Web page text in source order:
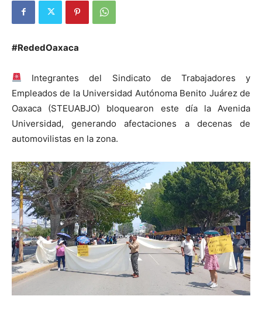
#RededOaxaca
Integrantes del Sindicato de Trabajadores y
Empleados de la Universidad Autónoma Benito Juárez de
Oaxaca (STEUABJO) bloquearon este día la Avenida
Universidad, generando afectaciones a decenas de
automovilistas en la zona.